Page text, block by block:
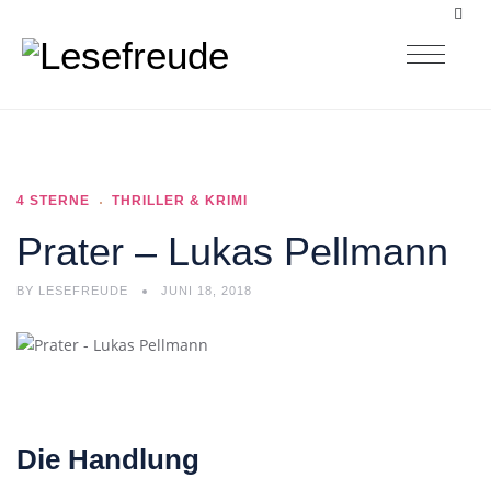
4 STERNE THRILLER & KRIMI
Prater – Lukas Pellmann
BY LESEFREUDE JUNI 18, 2018
Die Handlung